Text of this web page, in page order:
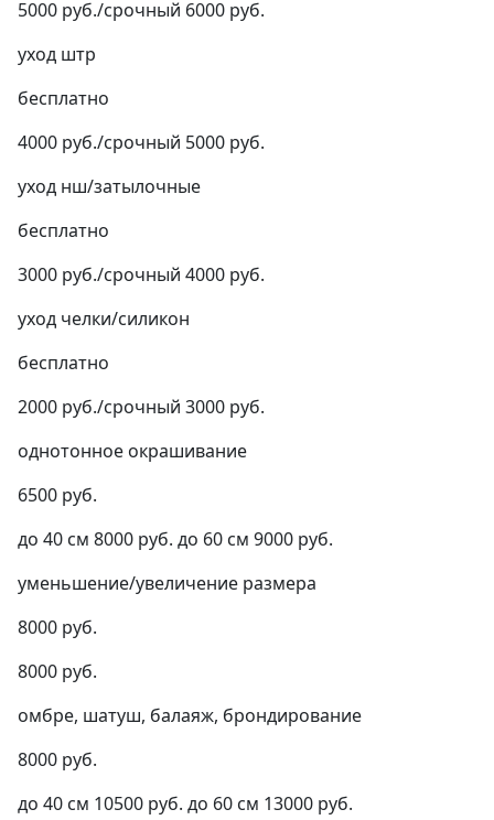
5000 руб./срочный 6000 руб.
уход штр
бесплатно
4000 руб./срочный 5000 руб.
уход нш/затылочные
бесплатно
3000 руб./срочный 4000 руб.
уход челки/силикон
бесплатно
2000 руб./срочный 3000 руб.
однотонное окрашивание
6500 руб.
до 40 см 8000 руб. до 60 см 9000 руб.
уменьшение/увеличение размера
8000 руб.
8000 руб.
омбре, шатуш, балаяж, брондирование
8000 руб.
до 40 см 10500 руб. до 60 см 13000 руб.